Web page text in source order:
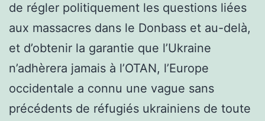
de régler politiquement les questions liées
aux massacres dans le Donbass et au-delà,
et d’obtenir la garantie que l’Ukraine
n’adhèrera jamais à l’OTAN, l’Europe
occidentale a connu une vague sans
précédents de réfugiés ukrainiens de toute